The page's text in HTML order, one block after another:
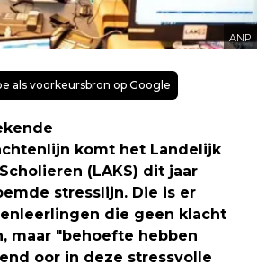
ANP
als voorkeursbron op Google
komt het Landelijk
(LAKS) dit jaar
stresslijn. Die is er
die geen klacht
maar "behoefte hebben
oor in deze stressvolle